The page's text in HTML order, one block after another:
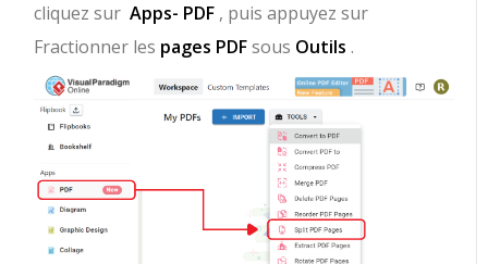
cliquez surApps- PDF , puis appuyez sur
Fractionner les pages PDFsous Outils .